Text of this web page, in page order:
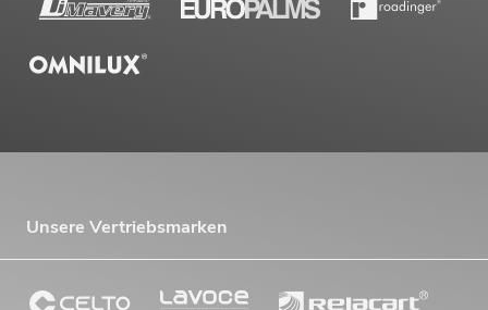
Unsere Vertriebsmarken